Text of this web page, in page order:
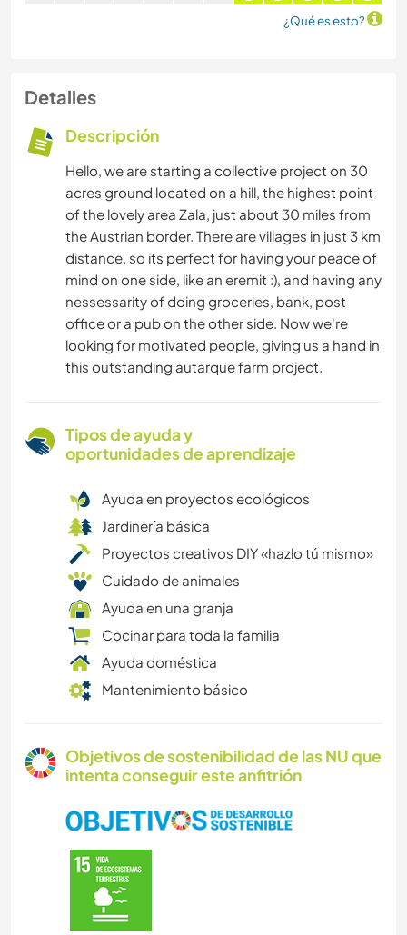
¿Qué es esto?
Detalles
Descripción
Hello, we are starting a collective project on 30
acres ground located on a hill, the highest point
of the lovely area Zala, just about 30 miles from
the Austrian border. There are villages in just 3 km
distance, so its perfect for having your peace of
mind on one side, like an eremit :), and having any
nessessarity of doing groceries, bank, post
office or a pub on the other side. Now we're
looking for motivated people, giving us a hand in
this outstanding autarque farm project.
Tipos de ayuda y
oportunidades de aprendizaje
Ayuda en proyectos ecológicos
Jardinería básica
Proyectos creativos DIY «hazlo tú mismo»
Cuidado de animales
Ayuda en una granja
Cocinar para toda la familia
Ayuda doméstica
Mantenimiento básico
Objetivos de sostenibilidad de las NU que
intenta conseguir este anfitrión